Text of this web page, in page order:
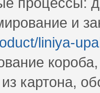
и
liniya-
картона,